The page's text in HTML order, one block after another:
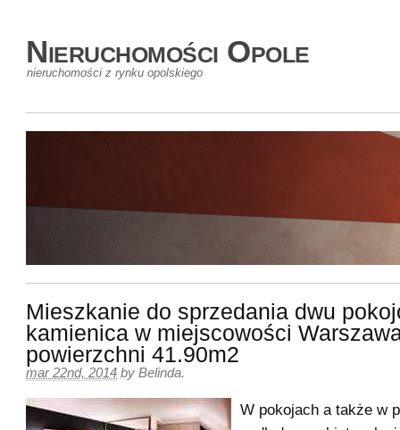
Nieruchomości Opole
nieruchomości z rynku opolskiego
Mieszkanie do sprzedania dwu
kamienica w miejscowości
powierzchni 41.90m2
mar 22nd, 2014 by Belinda.
W pokojach a także w